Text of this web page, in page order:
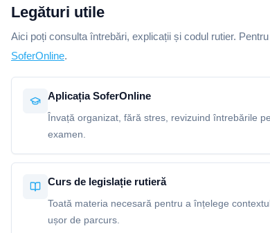
Legături utile
Aici poți consulta întrebări, explicații și codul rutier.
SoferOnline.
Aplicația SoferOnline
Învață organizat, fără stres, revizuind întrebările
examen.
Curs de legislație rutieră
Toată materia necesară pentru a înțelege
ușor de parcurs.